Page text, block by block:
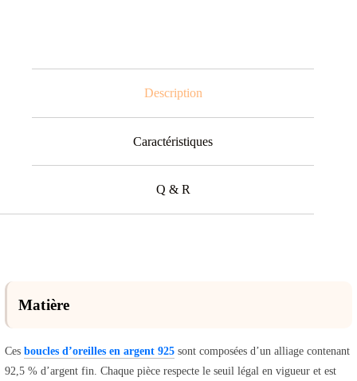
Description
Caractéristiques
Q & R
Matière
Ces boucles d’oreilles en argent 925 sont composées d’un alliage contenant
92,5 % d’argent fin. Chaque pièce respecte le seuil légal en vigueur et est